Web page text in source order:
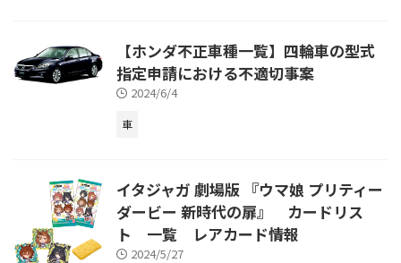
【ホンダ不正車種一覧】四輪車の型式
指定申請における不適切事案
2024/6/4
車
イタジャガ 劇場版 『ウマ娘 プリティー
ダービー 新時代の扉』 カードリス
ト 一覧 レアカード情報
2024/5/27